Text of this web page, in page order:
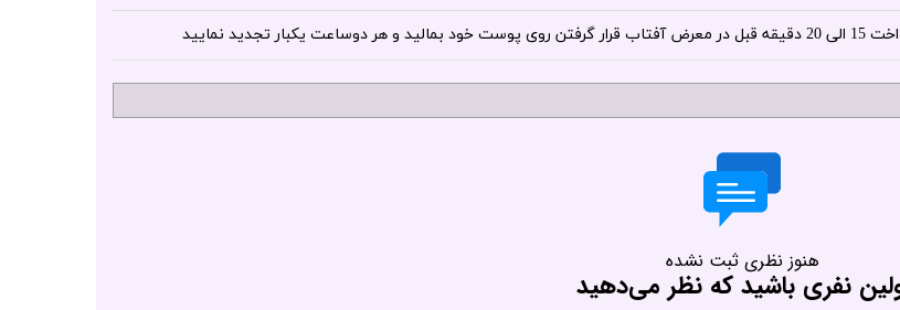
دوساعت یکبار تجدید نمایید
هنوز نظری ثبت نشده
نفری باشید که نظر می‌دهید